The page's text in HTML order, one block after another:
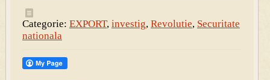
Categorie: EXPORT, investig, Revolutie, Securitate
nationala